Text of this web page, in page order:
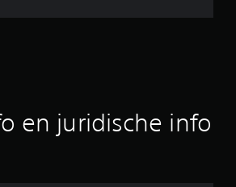
o
d
en juridische info